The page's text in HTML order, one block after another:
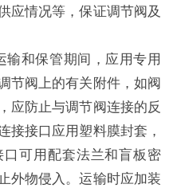
应情况等，保证调节阀及
和保管期间，应用专用
节阀上的有关附件，如阀
应防止与调节阀连接的反
接接口应用塑料膜封套，
可用配套法兰和盲板密
外物侵入。运输时应加装